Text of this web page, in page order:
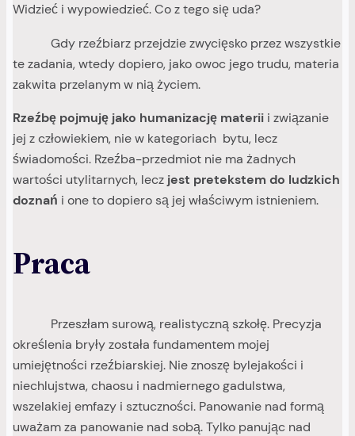
Widzieć i wypowiedzieć. Co z tego się uda?
Gdy rzeźbiarz przejdzie zwycięsko przez wszystkie
te zadania, wtedy dopiero, jako owoc jego trudu, materia
zakwita przelanym w nią życiem.
Rzeźbę pojmuję jako humanizację materii i związanie
jej z człowiekiem, nie w kategoriach bytu, lecz
świadomości. Rzeźba-przedmiot nie ma żadnych
wartości utylitarnych, lecz jest pretekstem do ludzkich
doznań i one to dopiero są jej właściwym istnieniem.
Praca
Przeszłam surową, realistyczną szkołę. Precyzja
określenia bryły została fundamentem mojej
umiejętności rzeźbiarskiej. Nie znoszę bylejakości i
niechlujstwa, chaosu i nadmiernego gadulstwa,
wszelakiej emfazy i sztuczności. Panowanie nad formą
uważam za panowanie nad sobą. Tylko panując nad